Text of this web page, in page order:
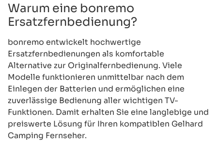
Warum eine bonremo
Ersatzfernbedienung?
bonremo entwickelt hochwertige
Ersatzfernbedienungen als komfortable
Alternative zur Originalfernbedienung. Viele
Modelle funktionieren unmittelbar nach dem
Einlegen der Batterien und ermöglichen eine
zuverlässige Bedienung aller wichtigen TV-
Funktionen. Damit erhalten Sie eine langlebige und
preiswerte Lösung für Ihren kompatiblen Gelhard
Camping Fernseher.